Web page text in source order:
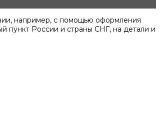
например, с помощью оформления
пункт России и страны СНГ, на детали и